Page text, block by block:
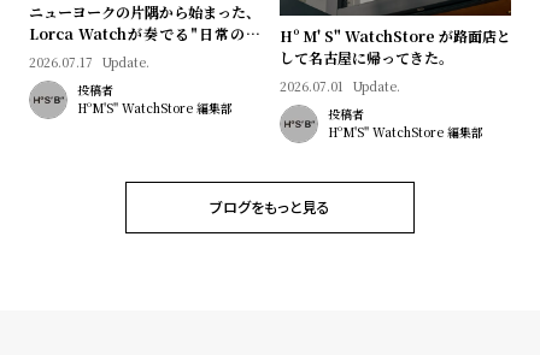
質
問
わ
せ
ニューヨークの片隅から始まった、
Lorca Watchが奏でる"日常のロ
マン"｜Brand Picks #08
2026.07.17 Update.
投稿者
HºM'S" WatchStore 編集部
Hº M' S" WatchStore が路面店と
して名古屋に帰ってきた。
2026.07.01 Update.
投稿者
HºM'S" WatchStore 編集部
ブログをもっと見る